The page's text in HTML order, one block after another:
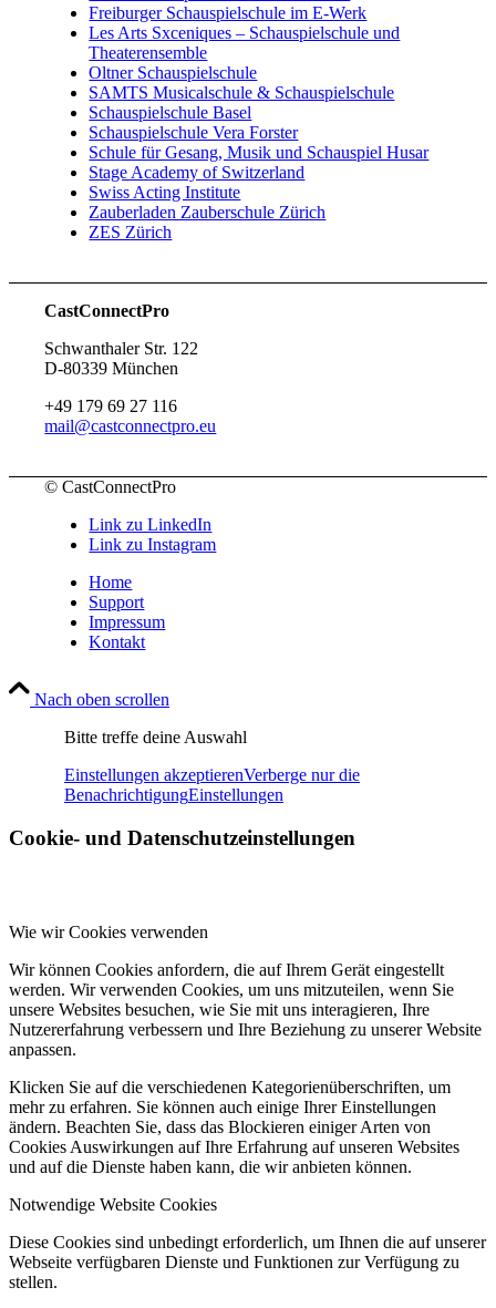
Freiburger Schauspielschule im E-Werk
Les Arts Sxceniques – Schauspielschule und
Theaterensemble
Oltner Schauspielschule
SAMTS Musicalschule & Schauspielschule
Schauspielschule Basel
Schauspielschule Vera Forster
Schule für Gesang, Musik und Schauspiel Husar
Stage Academy of Switzerland
Swiss Acting Institute
Zauberladen Zauberschule Zürich
ZES Zürich
CastConnectPro
Schwanthaler Str. 122
D-80339 München
+49 179 69 27 116
mail@castconnectpro.eu
© CastConnectPro
Link zu LinkedIn
Link zu Instagram
Home
Support
Impressum
Kontakt
Nach oben scrollen
Bitte treffe deine Auswahl
Einstellungen akzeptierenVerberge nur die
BenachrichtigungEinstellungen
Cookie- und Datenschutzeinstellungen
Wie wir Cookies verwenden
Wir können Cookies anfordern, die auf Ihrem Gerät eingestellt
werden. Wir verwenden Cookies, um uns mitzuteilen, wenn Sie
unsere Websites besuchen, wie Sie mit uns interagieren, Ihre
Nutzererfahrung verbessern und Ihre Beziehung zu unserer Website
anpassen.
Klicken Sie auf die verschiedenen Kategorienüberschriften, um
mehr zu erfahren. Sie können auch einige Ihrer Einstellungen
ändern. Beachten Sie, dass das Blockieren einiger Arten von
Cookies Auswirkungen auf Ihre Erfahrung auf unseren Websites
und auf die Dienste haben kann, die wir anbieten können.
Notwendige Website Cookies
Diese Cookies sind unbedingt erforderlich, um Ihnen die auf unserer
Webseite verfügbaren Dienste und Funktionen zur Verfügung zu
stellen.